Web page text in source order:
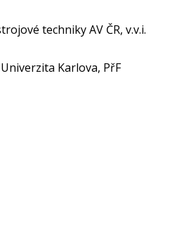
techniky AV ČR, v.v.i.
Karlova, PřF